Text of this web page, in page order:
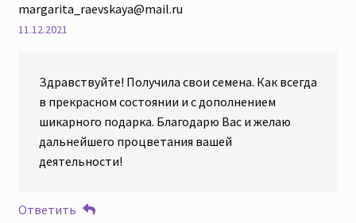
margarita_raevskaya@mail.ru
11.12.2021
Здравствуйте! Получила свои семена. Как всегда
в прекрасном состоянии и с дополнением
шикарного подарка. Благодарю Вас и желаю
дальнейшего процветания вашей
деятельности!
Ответить